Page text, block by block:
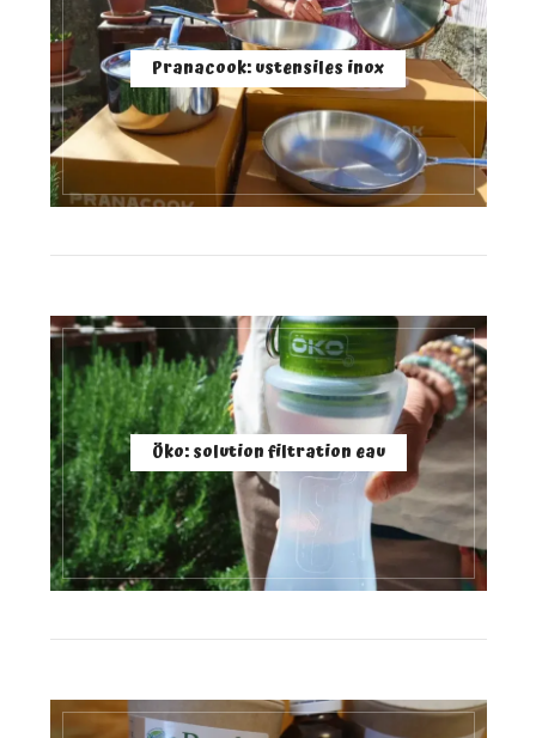
Pranacook: ustensiles inox
Öko: solution filtration eau